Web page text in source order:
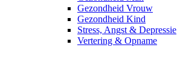
Gezondheid Vrouw
Gezondheid Kind
Stress, Angst & Depressie
Vertering & Opname